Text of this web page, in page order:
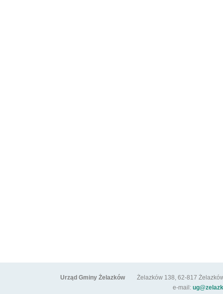
Urząd Gminy ŻelazkówŻelazków 138, 62-817 Żelazków
e-mail: